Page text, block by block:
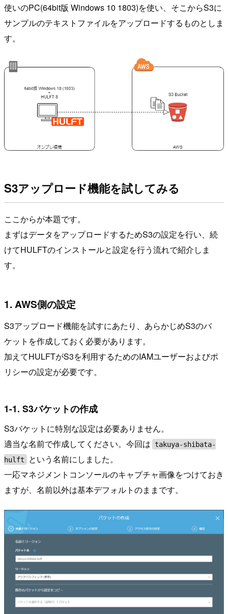
使いのPC(64bit版 Windows 10 1803)を使い、そこからS3に
サンプルのテキストファイルをアップロードするものとしま
す。
S3アップロード機能を試してみる
ここからが本題です。
まずはデータをアップロードするためS3の設定を行い、続
けてHULFTのインストールと設定を行う流れで紹介しま
す。
1. AWS側の設定
S3アップロード機能を試すにあたり、あらかじめS3のバ
ケットを作成しておく必要があります。
加えてHULFTがS3を利用するためのIAMユーザーおよびポ
リシーの設定が必要です。
1-1. S3バケットの作成
S3バケットに特別な設定は必要ありません。
適当な名前で作成してください。今回は takuya-shibata-
hulft
という名前にしました。
一応マネジメントコンソールのキャプチャ画像をつけておき
ますが、名前以外は基本デフォルトのままです。